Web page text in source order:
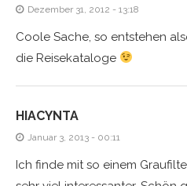
Dezember 31, 2012 - 13:18
Coole Sache, so entstehen
die Reisekataloge
HIACYNTA
Januar 3, 2013 - 00:11
Ich finde mit so einem